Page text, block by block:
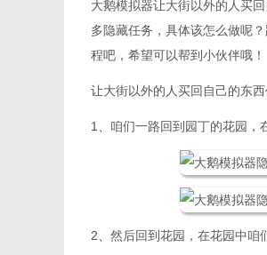
大鹅模拟器让大街以外的人买
多隐藏任务，具体该怎么做呢
程吧，希望可以帮到小伙伴哦！
让大街以外的人买回自己的东西
1、咱们一路回到园丁的花园，
2、然后回到花园，在花园中咱